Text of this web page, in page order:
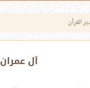
القرآن
آل عمران